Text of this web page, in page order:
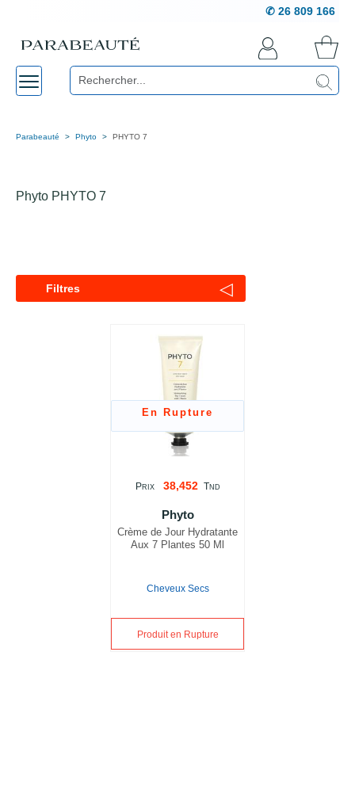
✆ 26 809 166
Parabeauté Phyto PHYTO 7
Phyto PHYTO 7
Filtres ◁
En Rupture
PRIX 38,452 TND
Phyto
Crème de Jour Hydratante
Aux 7 Plantes 50 Ml
Cheveux Secs
Produit en Rupture